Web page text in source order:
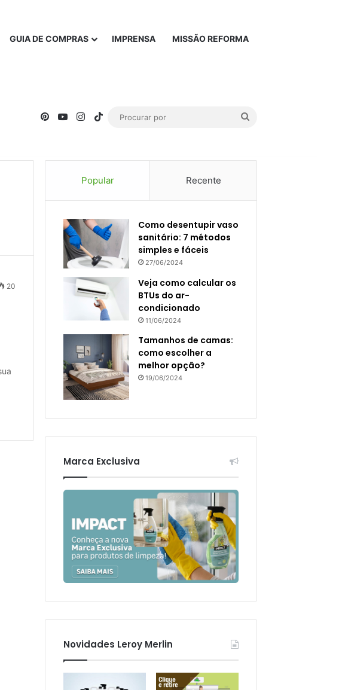
GUIA DE COMPRAS IMPRENSA MISSÃO REFORMA
PinterestYouTubeInstagram
TikTok
20
Popular Recente
Como desentupir vaso
sanitário: 7 métodos
simples e fáceis
27/06/2024
Veja como calcular os
BTUs do ar-
condicionado
11/06/2024
Tamanhos de camas:
como escolher a
melhor opção?
19/06/2024
Marca Exclusiva
Novidades Leroy Merlin